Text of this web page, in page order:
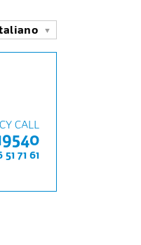
CALL
71 61